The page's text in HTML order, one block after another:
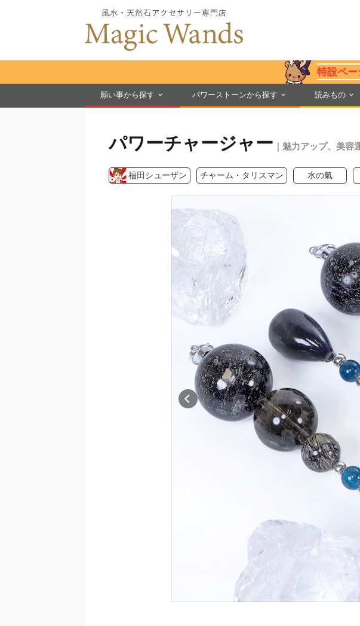
特設ペー
願い事から探す パワーストーンから探す 読みもの
パワーチャージャー ｜魅力アップ、美
福田シューザン チャーム・タリスマン 水の氣